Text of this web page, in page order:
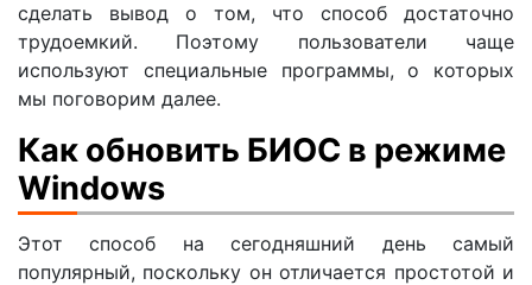
сделать вывод о том, что способ достаточно
трудоемкий. Поэтому пользователи чаще
используют специальные программы, о которых
мы поговорим далее.
Как обновить БИОС в режиме
Windows
Этот способ на сегодняшний день самый
популярный, поскольку он отличается простотой и